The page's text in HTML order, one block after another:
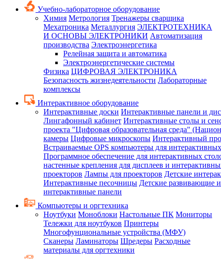
Учебно-лабораторное оборудование
Химия Метрология Тренажеры сварщика
Мехатроника Металлургия ЭЛЕКТРОТЕХНИКА
И ОСНОВЫ ЭЛЕКТРОНИКИ Автоматизация
производства Электроэнергетика
Релейная защита и автоматика
Электроэнергетические системы
Физика ЦИФРОВАЯ ЭЛЕКТРОНИКА
Безопасность жизнедеятельности Лабораторные
комплексы
Интерактивное оборудование
Интерактивные доски Интерактивные панели и
Лингафонный кабинет Интерактивные столы и
проекта "Цифровая образовательная среда"
камеры Цифровые микроскопы Интерактивный
Встраиваемые OPS компьютеры для
Программное обеспечение для интерактивных
настенные крепления для дисплеев и
проекторов Лампы для проекторов Детские
Интерактивные песочницы Детские развивающие
интерактивные панели
Компьютеры и оргтехника
Ноутбуки Моноблоки Настольные ПК Мониторы
Тележки для ноутбуков Принтеры
Многофунциональные устройства (МФУ)
Сканеры Ламинаторы Шредеры Расходные
материалы для оргтехники